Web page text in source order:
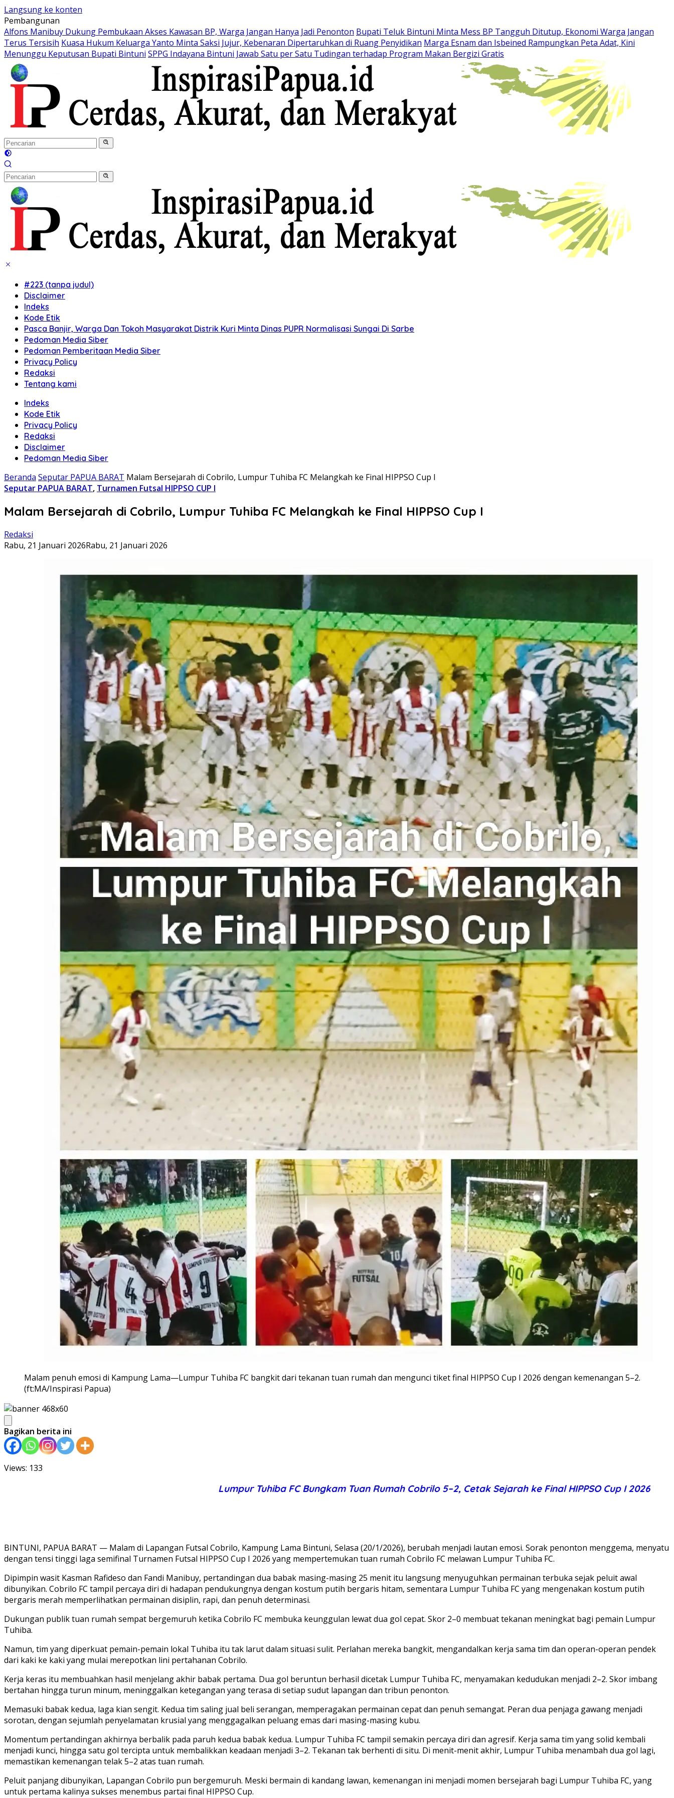
Langsung ke konten
Pembangunan
Alfons Manibuy Dukung Pembukaan Akses Kawasan BP, Warga Jangan Hanya Jadi Penonton Bupati Teluk Bintuni Minta Mess BP Tangguh Ditutup, Ekonomi Warga Jangan
Terus Tersisih Kuasa Hukum Keluarga Yanto Minta Saksi Jujur, Kebenaran Dipertaruhkan di Ruang Penyidikan Marga Esnam dan Isbeined Rampungkan Peta Adat, Kini
Menunggu Keputusan Bupati Bintuni SPPG Indayana Bintuni Jawab Satu per Satu Tudingan terhadap Program Makan Bergizi Gratis
#223 (tanpa judul)
Disclaimer
Indeks
Kode Etik
Pasca Banjir, Warga Dan Tokoh Masyarakat Distrik Kuri Minta Dinas PUPR Normalisasi Sungai Di Sarbe
Pedoman Media Siber
Pedoman Pemberitaan Media Siber
Privacy Policy
Redaksi
Tentang kami
Indeks
Kode Etik
Privacy Policy
Redaksi
Disclaimer
Pedoman Media Siber
Beranda Seputar PAPUA BARAT Malam Bersejarah di Cobrilo, Lumpur Tuhiba FC Melangkah ke Final HIPPSO Cup I
Seputar PAPUA BARAT, Turnamen Futsal HIPPSO CUP I
Malam Bersejarah di Cobrilo, Lumpur Tuhiba FC Melangkah ke Final HIPPSO Cup I
Redaksi
Rabu, 21 Januari 2026Rabu, 21 Januari 2026
Malam penuh emosi di Kampung Lama—Lumpur Tuhiba FC bangkit dari tekanan tuan rumah dan mengunci tiket final HIPPSO Cup I 2026 dengan kemenangan 5–2.
(ft:MA/Inspirasi Papua)
Bagikan berita ini
Views: 133
Lumpur Tuhiba FC Bungkam Tuan Rumah Cobrilo 5–2, Cetak Sejarah ke Final HIPPSO Cup I 2026
BINTUNI, PAPUA BARAT — Malam di Lapangan Futsal Cobrilo, Kampung Lama Bintuni, Selasa (20/1/2026), berubah menjadi lautan emosi. Sorak penonton menggema, menyatu
dengan tensi tinggi laga semifinal Turnamen Futsal HIPPSO Cup I 2026 yang mempertemukan tuan rumah Cobrilo FC melawan Lumpur Tuhiba FC.
Dipimpin wasit Kasman Rafideso dan Fandi Manibuy, pertandingan dua babak masing-masing 25 menit itu langsung menyuguhkan permainan terbuka sejak peluit awal
dibunyikan. Cobrilo FC tampil percaya diri di hadapan pendukungnya dengan kostum putih bergaris hitam, sementara Lumpur Tuhiba FC yang mengenakan kostum putih
bergaris merah memperlihatkan permainan disiplin, rapi, dan penuh determinasi.
Dukungan publik tuan rumah sempat bergemuruh ketika Cobrilo FC membuka keunggulan lewat dua gol cepat. Skor 2–0 membuat tekanan meningkat bagi pemain Lumpur
Tuhiba.
Namun, tim yang diperkuat pemain-pemain lokal Tuhiba itu tak larut dalam situasi sulit. Perlahan mereka bangkit, mengandalkan kerja sama tim dan operan-operan pendek
dari kaki ke kaki yang mulai merepotkan lini pertahanan Cobrilo.
Kerja keras itu membuahkan hasil menjelang akhir babak pertama. Dua gol beruntun berhasil dicetak Lumpur Tuhiba FC, menyamakan kedudukan menjadi 2–2. Skor imbang
bertahan hingga turun minum, meninggalkan ketegangan yang terasa di setiap sudut lapangan dan tribun penonton.
Memasuki babak kedua, laga kian sengit. Kedua tim saling jual beli serangan, memperagakan permainan cepat dan penuh semangat. Peran dua penjaga gawang menjadi
sorotan, dengan sejumlah penyelamatan krusial yang menggagalkan peluang emas dari masing-masing kubu.
Momentum pertandingan akhirnya berbalik pada paruh kedua babak kedua. Lumpur Tuhiba FC tampil semakin percaya diri dan agresif. Kerja sama tim yang solid kembali
menjadi kunci, hingga satu gol tercipta untuk membalikkan keadaan menjadi 3–2. Tekanan tak berhenti di situ. Di menit-menit akhir, Lumpur Tuhiba menambah dua gol lagi,
memastikan kemenangan telak 5–2 atas tuan rumah.
Peluit panjang dibunyikan, Lapangan Cobrilo pun bergemuruh. Meski bermain di kandang lawan, kemenangan ini menjadi momen bersejarah bagi Lumpur Tuhiba FC, yang
untuk pertama kalinya sukses menembus partai final HIPPSO Cup.